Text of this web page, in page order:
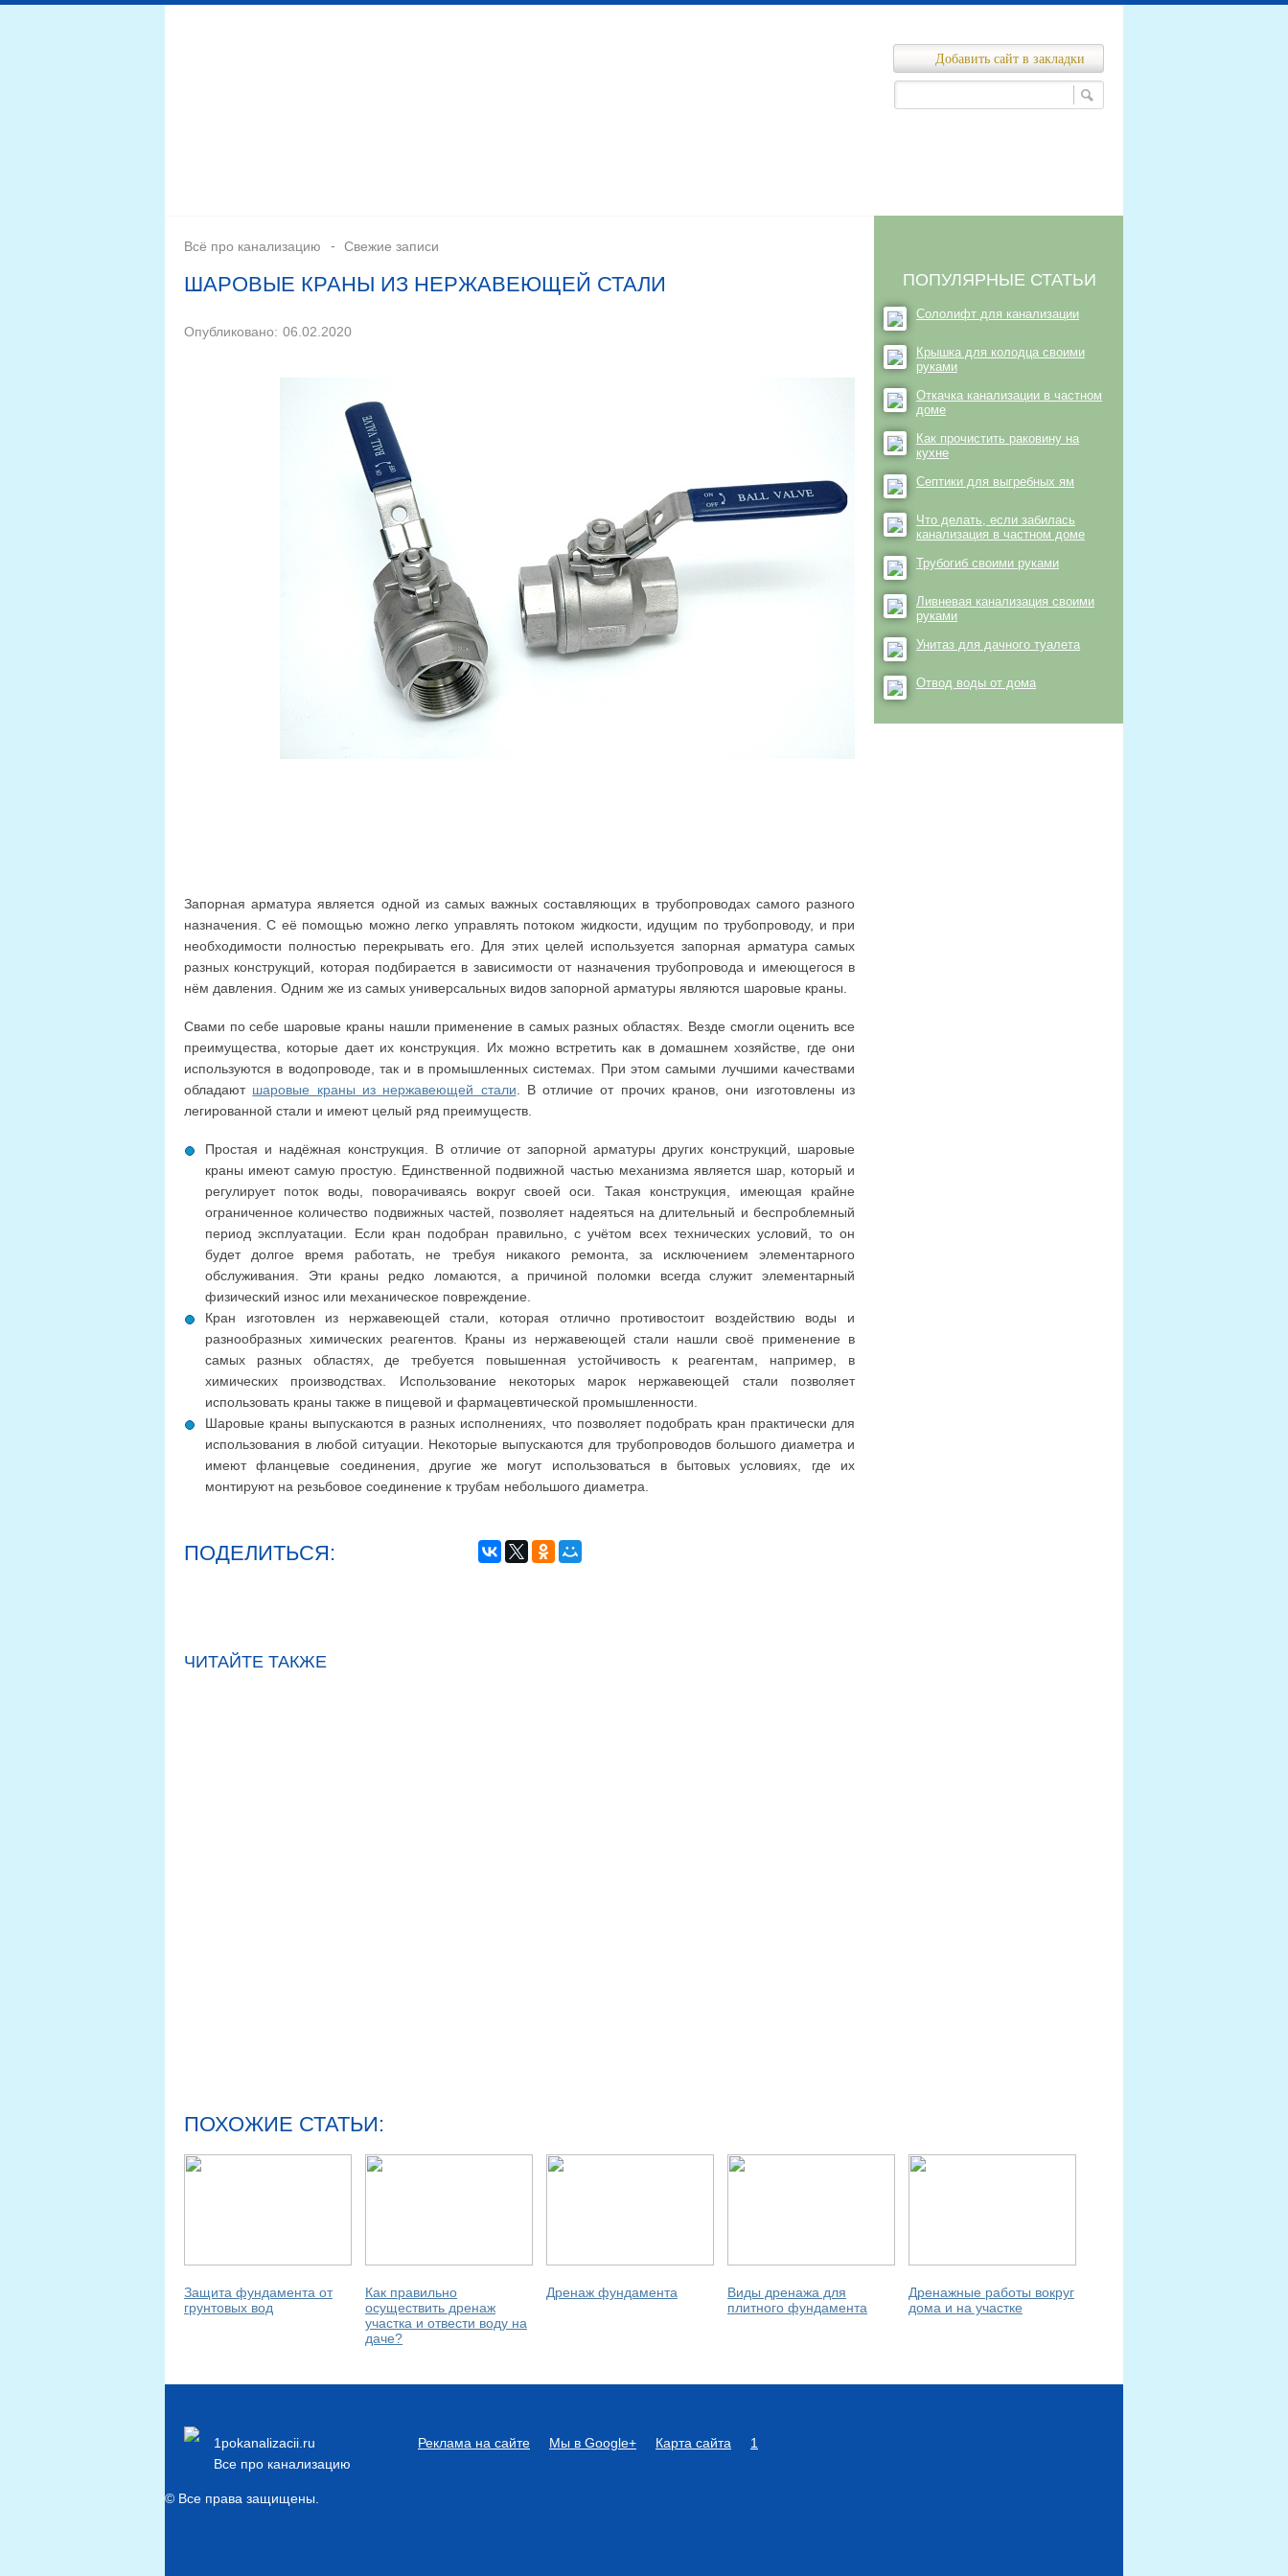
Добавить сайт в закладки
Всё про канализацию Свежие записи
ШАРОВЫЕ КРАНЫ ИЗ НЕРЖАВЕЮЩЕЙ СТАЛИ
Опубликовано: 06.02.2020
Запорная арматура является одной из самых важных составляющих в трубопроводах самого разного
назначения. С её помощью можно легко управлять потоком жидкости, идущим по трубопроводу, и при
необходимости полностью перекрывать его. Для этих целей используется запорная арматура самых
разных конструкций, которая подбирается в зависимости от назначения трубопровода и имеющегося в
нём давления. Одним же из самых универсальных видов запорной арматуры являются шаровые краны.
Свами по себе шаровые краны нашли применение в самых разных областях. Везде смогли оценить все
преимущества, которые дает их конструкция. Их можно встретить как в домашнем хозяйстве, где они
используются в водопроводе, так и в промышленных системах. При этом самыми лучшими качествами
обладают шаровые краны из нержавеющей стали . В отличие от прочих кранов, они изготовлены из
легированной стали и имеют целый ряд преимуществ.
Простая и надёжная конструкция. В отличие от запорной арматуры других конструкций, шаровые
краны имеют самую простую. Единственной подвижной частью механизма является шар, который и
регулирует поток воды, поворачиваясь вокруг своей оси. Такая конструкция, имеющая крайне
ограниченное количество подвижных частей, позволяет надеяться на длительный и беспроблемный
период эксплуатации. Если кран подобран правильно, с учётом всех технических условий, то он
будет долгое время работать, не требуя никакого ремонта, за исключением элементарного
обслуживания. Эти краны редко ломаются, а причиной поломки всегда служит элементарный
физический износ или механическое повреждение.
Кран изготовлен из нержавеющей стали, которая отлично противостоит воздействию воды и
разнообразных химических реагентов. Краны из нержавеющей стали нашли своё применение в
самых разных областях, де требуется повышенная устойчивость к реагентам, например, в
химических производствах. Использование некоторых марок нержавеющей стали позволяет
использовать краны также в пищевой и фармацевтической промышленности.
Шаровые краны выпускаются в разных исполнениях, что позволяет подобрать кран практически для
использования в любой ситуации. Некоторые выпускаются для трубопроводов большого диаметра и
имеют фланцевые соединения, другие же могут использоваться в бытовых условиях, где их
монтируют на резьбовое соединение к трубам небольшого диаметра.
ПОДЕЛИТЬСЯ:
ЧИТАЙТЕ ТАКЖЕ
ПОПУЛЯРНЫЕ СТАТЬИ
Сололифт для канализации
Крышка для колодца своими
руками
Откачка канализации в частном
доме
Как прочистить раковину на
кухне
Септики для выгребных ям
Что делать, если забилась
канализация в частном доме
Трубогиб своими руками
Ливневая канализация своими
руками
Унитаз для дачного туалета
Отвод воды от дома
ПОХОЖИЕ СТАТЬИ:
Защита фундамента от
грунтовых вод
Как правильно
осуществить дренаж
участка и отвести воду на
даче?
Дренаж фундамента
Виды дренажа для
плитного фундамента
Дренажные работы вокруг
дома и на участке
1pokanalizacii.ru
Все про канализацию
Реклама на сайте Мы в Google+ Карта сайта 1
© Все права защищены.